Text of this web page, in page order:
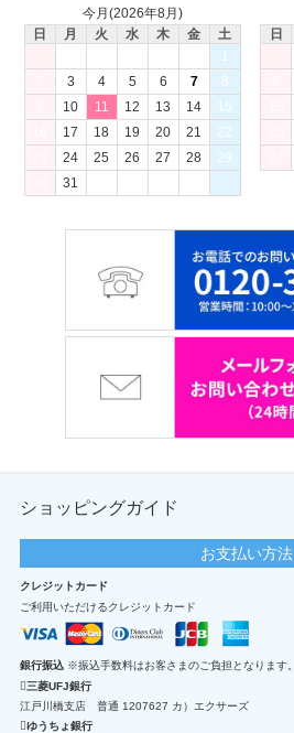
今月(2026年8月)
日
月 火 水 木 金
土
1
3 4 5 6 7
8
10 11 12 13 14
15
17 18 19 20 21
22
24 25 26 27 28
29
31
日
ショッピングガイド
お支払い方法
クレジットカード
ご利用いただけるクレジットカード
銀行振込 ※振込手数料はお客さまのご負担となります。
三菱UFJ銀行
江戸川橋支店 普通 1207627 カ）エクサーズ
ゆうちょ銀行